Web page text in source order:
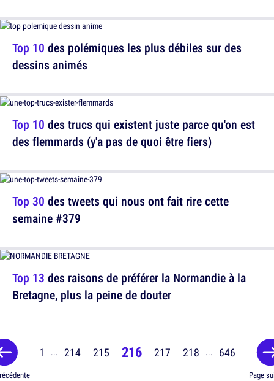
Top 10 des trucs qui existent juste parce qu'on est
des flemmards (y'a pas de quoi être fiers)
Top 13 des raisons de préférer la Normandie à la
Bretagne, plus la peine de douter
Top 10 des polémiques les plus débiles sur des
dessins animés
Top 30 des tweets qui nous ont fait rire cette
semaine #379
1 ... 214 215 216 217 218 ... 646
Page